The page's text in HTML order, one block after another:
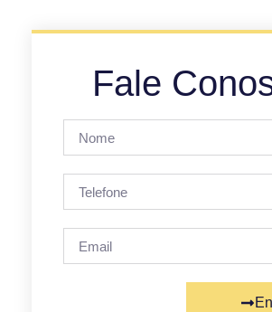
Fale